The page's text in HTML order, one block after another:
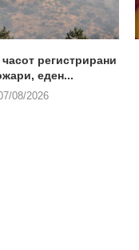
регистрирани
еден...
08/2026